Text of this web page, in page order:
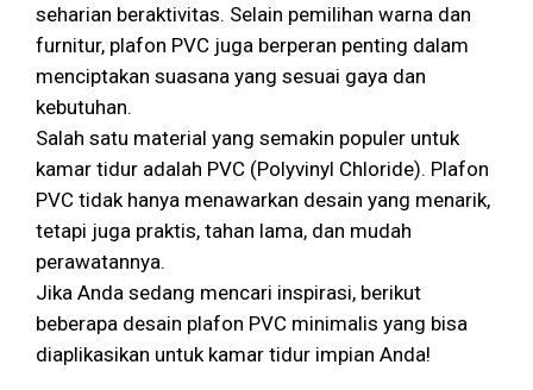
seharian beraktivitas. Selain pemilihan warna dan
furnitur, plafon PVC juga berperan penting dalam
menciptakan suasana yang sesuai gaya dan
kebutuhan.
Salah satu material yang semakin populer untuk
kamar tidur adalah PVC (Polyvinyl Chloride). Plafon
PVC tidak hanya menawarkan desain yang menarik,
tetapi juga praktis, tahan lama, dan mudah
perawatannya.
Jika Anda sedang mencari inspirasi, berikut
beberapa desain plafon PVC minimalis yang bisa
diaplikasikan untuk kamar tidur impian Anda!